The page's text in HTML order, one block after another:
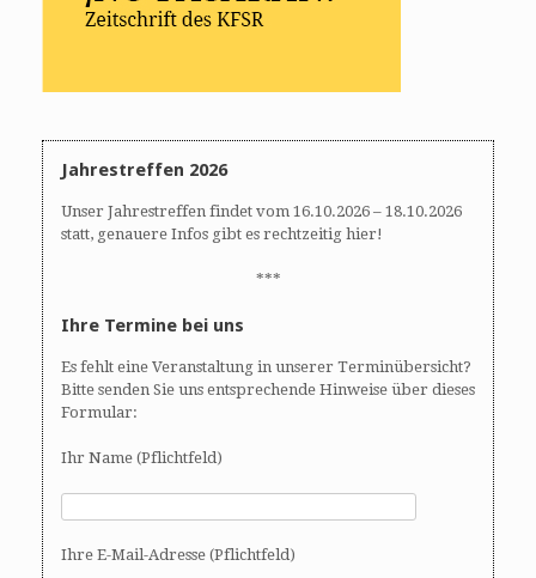
Jahrestreffen 2026
Unser Jahrestreffen findet vom 16.10.2026 – 18.10.2026
statt, genauere Infos gibt es rechtzeitig hier!
***
Ihre Termine bei uns
Es fehlt eine Veranstaltung in unserer Terminübersicht?
Bitte senden Sie uns entsprechende Hinweise über dieses
Formular:
Ihr Name (Pflichtfeld)
Ihre E-Mail-Adresse (Pflichtfeld)